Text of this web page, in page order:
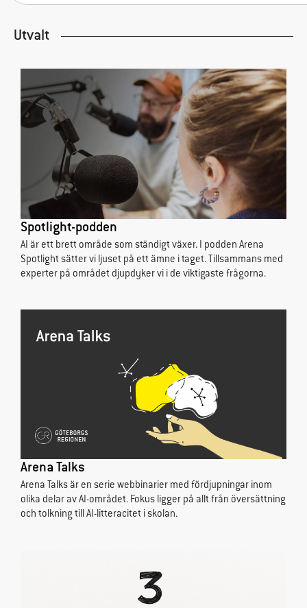
Utvalt
Spotlight-podden
AI är ett brett område som ständigt växer. I podden Arena
Spotlight sätter vi ljuset på ett ämne i taget. Tillsammans med
experter på området djupdyker vi i de viktigaste frågorna.
Arena Talks
Arena Talks är en serie webbinarier med fördjupningar inom
olika delar av AI-området. Fokus ligger på allt från översättning
och tolkning till AI-litteracitet i skolan.
För att vi ska
förbättra
hemsidans
funktionalitet
och
uppbyggnad,
baserat på
hur
hemsidan
används.
Upplevelse
För att vår
hemsida ska
hemsidan.
Marknadsföring